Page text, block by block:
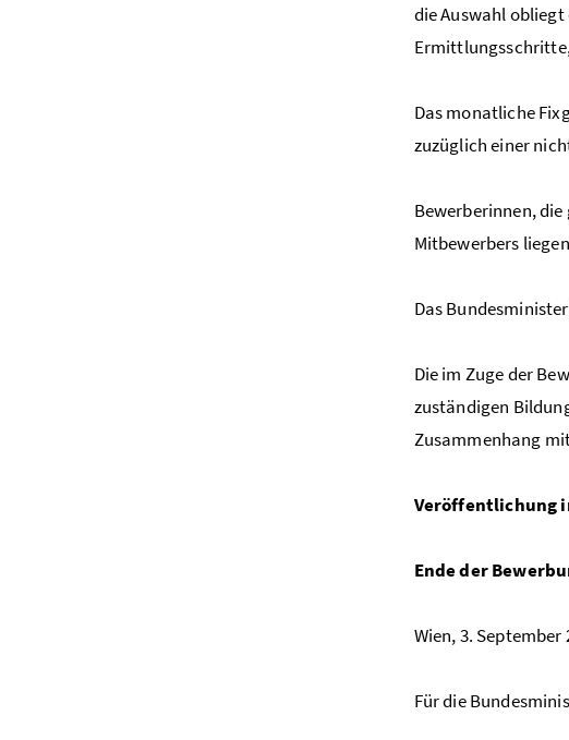
die Auswahl
Das monatliche
zuzüglich einer
Bewerberinnen,
Mitbewerbers
Das
Die im Zuge der
zuständigen
Zusammenhang
Veröffentlichung
Ende der
Wien, 3. September
Für die